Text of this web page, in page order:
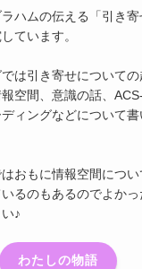
ラハムの伝える「引き
ています。
は引き寄せについての
空間、意識の話、
ィングなどについて
おもに情報空間につい
るのもあるのでよかっ
♪
わたしの物語